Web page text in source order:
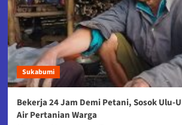
Sukabumi
Bekerja 24 Jam Demi Petani, Sosok Ulu-
Air Pertanian Warga